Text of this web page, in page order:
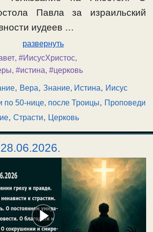
Павла за израильский
иудеев …
развернуть
, #ИисусХристос,
, #истина, #церковь
, Вера,Знание, Истина, Иисус
по 50-нице, после Троицы, Проповеди
, Страсти, Церковь